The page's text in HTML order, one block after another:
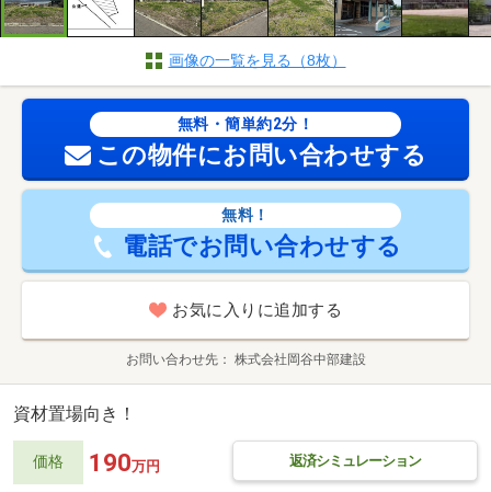
画像の一覧を見る（8枚）
無料・簡単約2分！
この物件にお問い合わせする
無料！
電話でお問い合わせする
お気に入りに追加する
お問い合わせ先 株式会社岡谷中部建設
資材置場向き！
価格 返済シミュレーション
190万円